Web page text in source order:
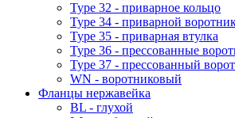
Type 32 - приварное кольцо
Type 34 - приварной
Type 35 - приварная втулка
Type 36 - прессованные
Type 37 - прессованный
WN - воротниковый
Фланцы нержавейка
BL - глухой